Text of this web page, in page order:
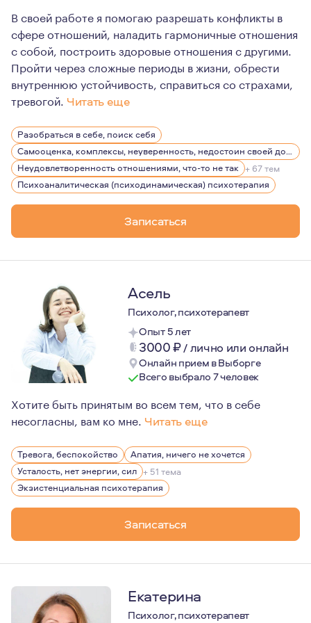
В своей работе я помогаю разрешать конфликты в
сфере отношений, наладить гармоничные отношения
с собой, построить здоровые отношения с другими.
Пройти через сложные периоды в жизни, обрести
внутреннюю устойчивость, справиться со страхами,
тревогой. Читать еще
В работе я обеспечиваю своим клиентам
Разобраться в себе, поиск себя
Самооценка, комплексы, неуверенность, недостоин своей должности или положения в обществе
Неудовлетворенность отношениями, что-то не так + 67 тем
Психоаналитическая (психодинамическая) психотерапия
Записаться
Асель
Психолог, психотерапевт
Опыт 5 лет
3000₽/лично или онлайн
Онлайн прием в Выборге
Всего выбрало 7 человек
Хотите быть принятым во всем тем, что в себе
несогласны, вам ко мне. Читать еще
Мне всегда был интересен человек: какой он, что им
Также важное об о мне: на протяжении четырех лет я
Тревога, беспокойство
Апатия, ничего не хочется
Усталость, нет энергии, сил + 51 тема
Экзистенциальная психотерапия
Записаться
Екатерина
Психолог, психотерапевт